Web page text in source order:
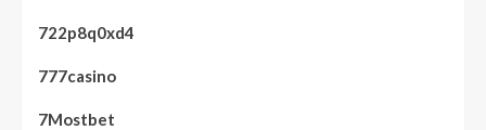
722p8q0xd4
777casino
7Mostbet